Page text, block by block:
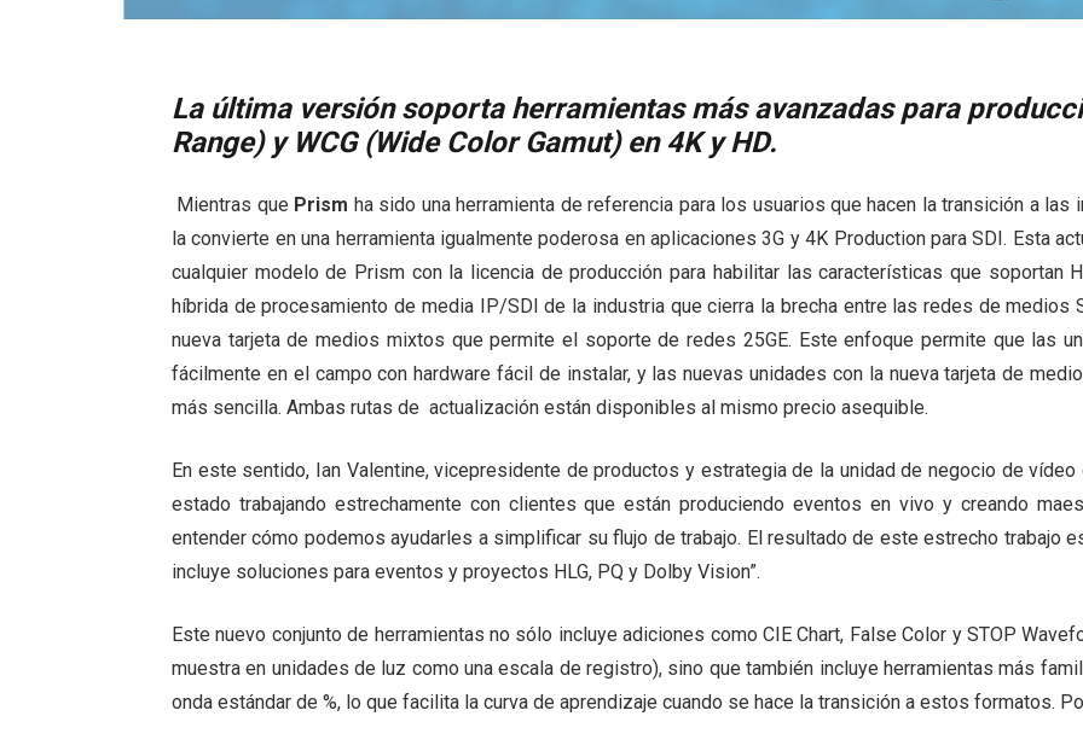
La última versión soporta herramientas más avanzadas para
Range) y WCG (Wide Color Gamut) en 4K y HD.
Mientras que Prism ha sido una herramienta de referencia para los usuarios que hacen la transición a
la convierte en una herramienta igualmente poderosa en aplicaciones 3G y 4K Production para SDI. Esta
cualquier modelo de Prism con la licencia de producción para habilitar las características que soportan
híbrida de procesamiento de media IP/SDI de la industria que cierra la brecha entre las redes de medios
nueva tarjeta de medios mixtos que permite el soporte de redes 25GE. Este enfoque permite que las
fácilmente en el campo con hardware fácil de instalar, y las nuevas unidades con la nueva tarjeta de
más sencilla. Ambas rutas de actualización están disponibles al mismo precio asequible.
En este sentido, Ian Valentine, vicepresidente de productos y estrategia de la unidad de negocio de vídeo
estado trabajando estrechamente con clientes que están produciendo eventos en vivo y creando
entender cómo podemos ayudarles a simplificar su flujo de trabajo. El resultado de este estrecho trabajo
incluye soluciones para eventos y proyectos HLG, PQ y Dolby Vision”.
Este nuevo conjunto de herramientas no sólo incluye adiciones como CIE Chart, False Color y STOP
muestra en unidades de luz como una escala de registro), sino que también incluye herramientas más
onda estándar de %, lo que facilita la curva de aprendizaje cuando se hace la transición a estos formatos.